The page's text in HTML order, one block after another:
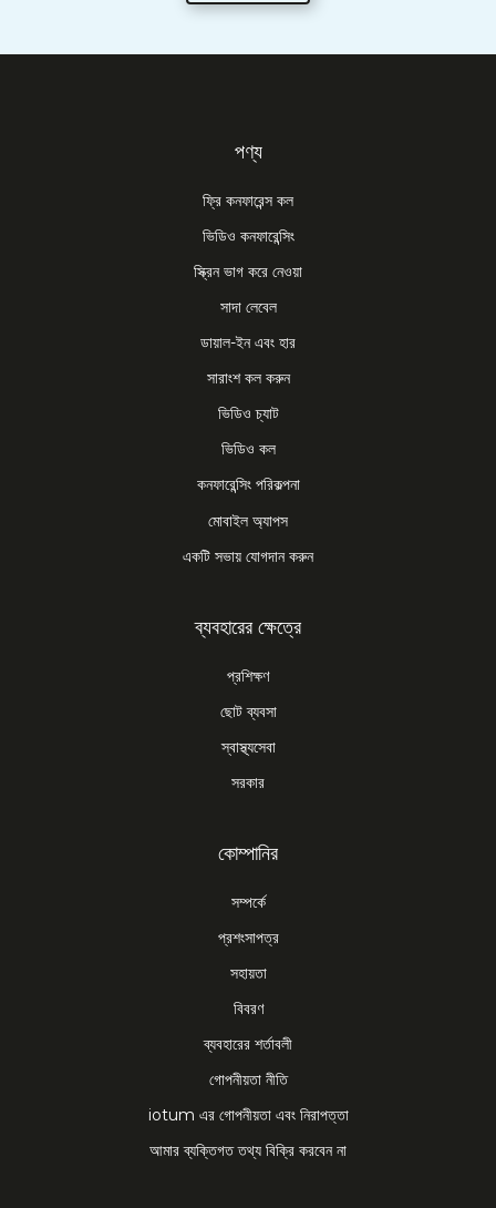
পণ্য
ফ্রি কনফারেন্স কল
ভিডিও কনফারেন্সিং
স্ক্রিন ভাগ করে নেওয়া
সাদা লেবেল
ডায়াল-ইন এবং হার
সারাংশ কল করুন
ভিডিও চ্যাট
ভিডিও কল
কনফারেন্সিং পরিকল্পনা
মোবাইল অ্যাপস
একটি সভায় যোগদান করুন
ব্যবহারের ক্ষেত্রে
প্রশিক্ষণ
ছোট ব্যবসা
স্বাস্থ্যসেবা
সরকার
কোম্পানির
সম্পর্কে
প্রশংসাপত্র
সহায়তা
বিবরণ
ব্যবহারের শর্তাবলী
গোপনীয়তা নীতি
iotum এর গোপনীয়তা এবং নিরাপত্তা
আমার ব্যক্তিগত তথ্য বিক্রি করবেন না